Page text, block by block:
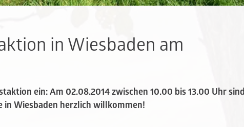
in Wiesbaden am
ein: Am 02.08.2014 zwischen 10.00 bis 13.00 Uhr sind
in Wiesbaden herzlich willkommen!